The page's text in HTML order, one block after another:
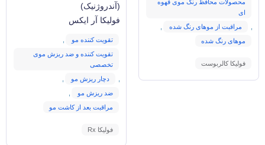
محصولات محافظ رنگ موی قهوه
ای
مراقبت از موهای رنگ شده
موهای رنگ شده
فولیکا کالربوست
(آندروژنیک)
فولیکا آر ایکس
تقویت کننده مو
تقویت کننده و ضد ریزش موی
تخصصی
دچار ریزش مو
ضد ریزش مو
مراقبت بعد از کاشت مو
فولیکا Rx